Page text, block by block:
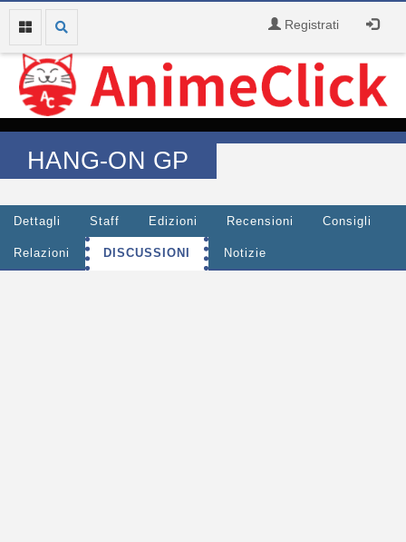
Registrati
HANG-ON GP
Dettagli Staff Edizioni Recensioni Consigli
Relazioni DISCUSSIONI Notizie